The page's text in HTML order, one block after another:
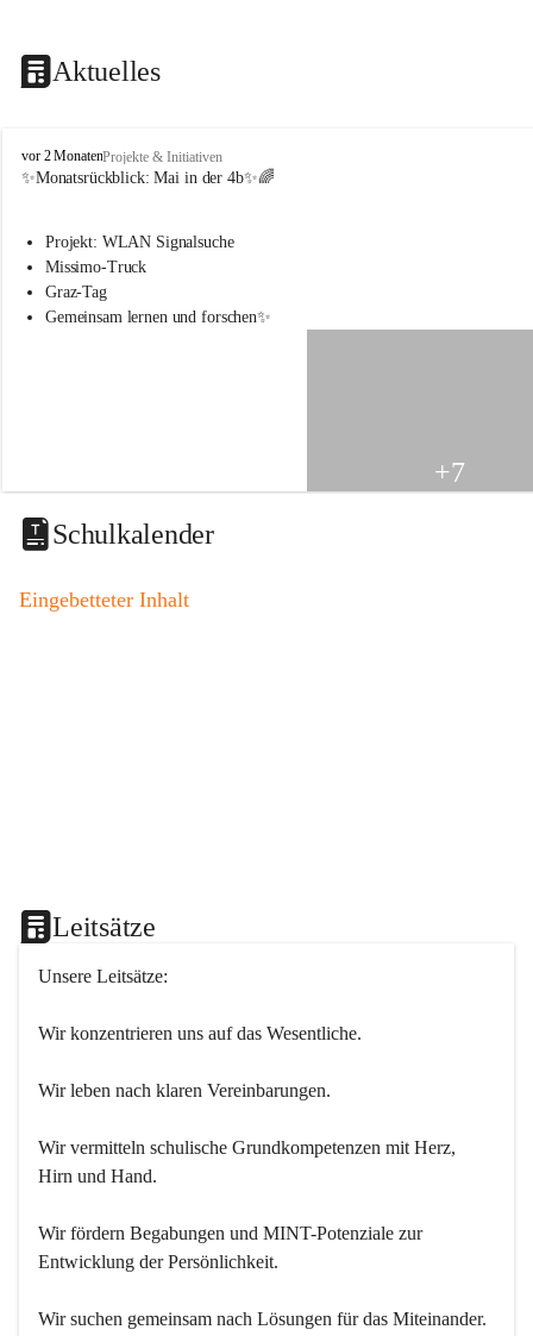
Aktuelles
V
o
s
s
c
i
t
a
o
vor 2 MonatenProjekte & Initiativen
✨Monatsrückblick: Mai in der 4b✨🌈
Projekt: WLAN Signalsuche
Missimo-Truck
Graz-Tag
Gemeinsam lernen und forschen✨
+7
Schulkalender
Eingebetteter Inhalt
Leitsätze
Unsere Leitsätze:
Wir konzentrieren uns auf das Wesentliche.
Wir leben nach klaren Vereinbarungen.
Wir vermitteln schulische Grundkompetenzen mit Herz,
Hirn und Hand.
Wir fördern Begabungen und MINT-Potenziale zur
Entwicklung der Persönlichkeit.
Wir suchen gemeinsam nach Lösungen für das Miteinander.